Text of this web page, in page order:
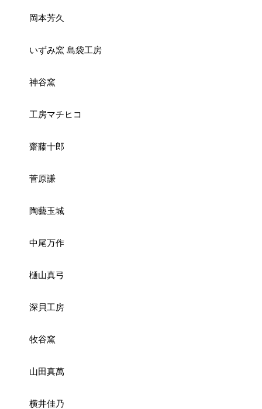
岡本芳久
いずみ窯 島袋工房
神谷窯
工房マチヒコ
齋藤十郎
菅原謙
陶藝玉城
中尾万作
樋山真弓
深貝工房
牧谷窯
山田真萬
横井佳乃